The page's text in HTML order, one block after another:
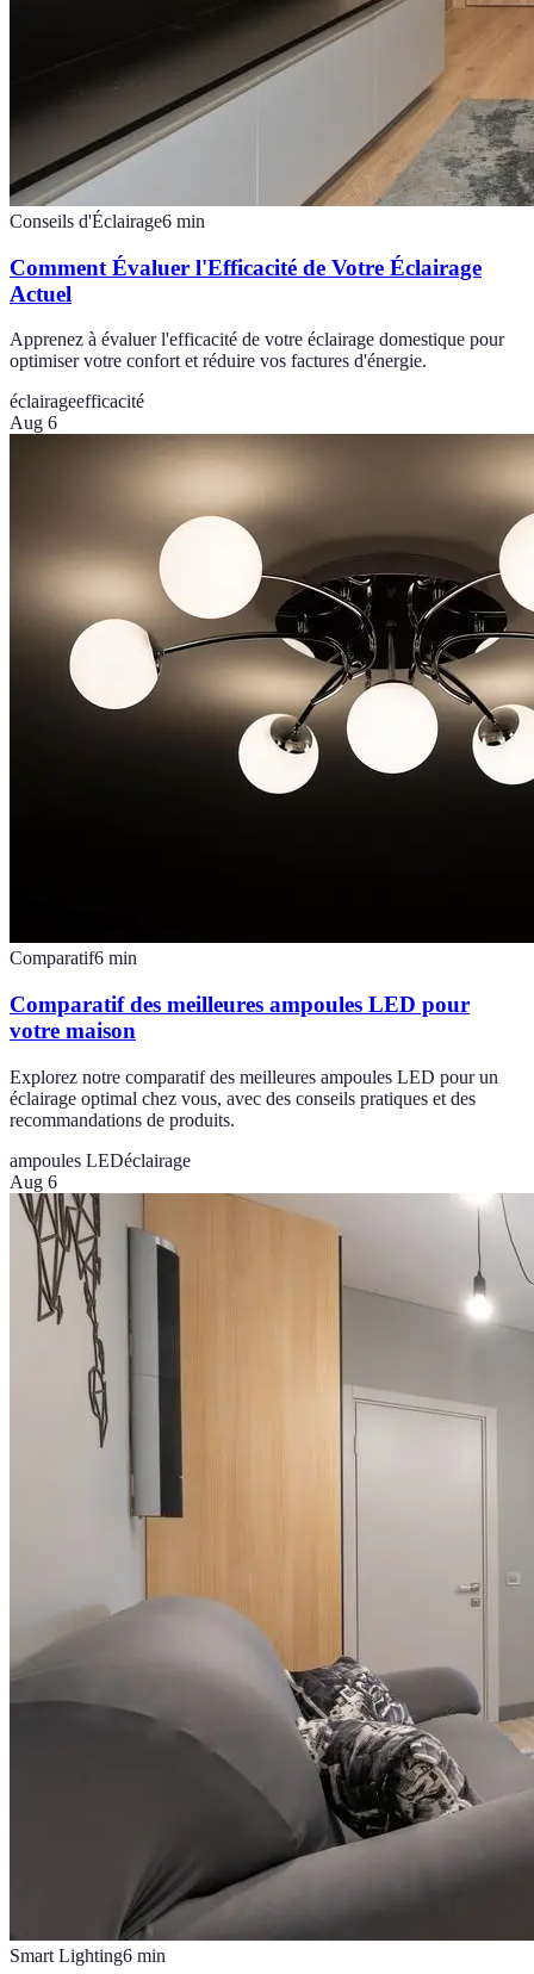
Conseils d'Éclairage6 min
Comment Évaluer l'Efficacité de Votre Éclairage
Actuel
Apprenez à évaluer l'efficacité de votre éclairage domestique pour
optimiser votre confort et réduire vos factures d'énergie.
éclairageefficacité
Aug 6
Comparatif6 min
Comparatif des meilleures ampoules LED pour
votre maison
Explorez notre comparatif des meilleures ampoules LED pour un
éclairage optimal chez vous, avec des conseils pratiques et des
recommandations de produits.
ampoules LEDéclairage
Aug 6
Smart Lighting6 min